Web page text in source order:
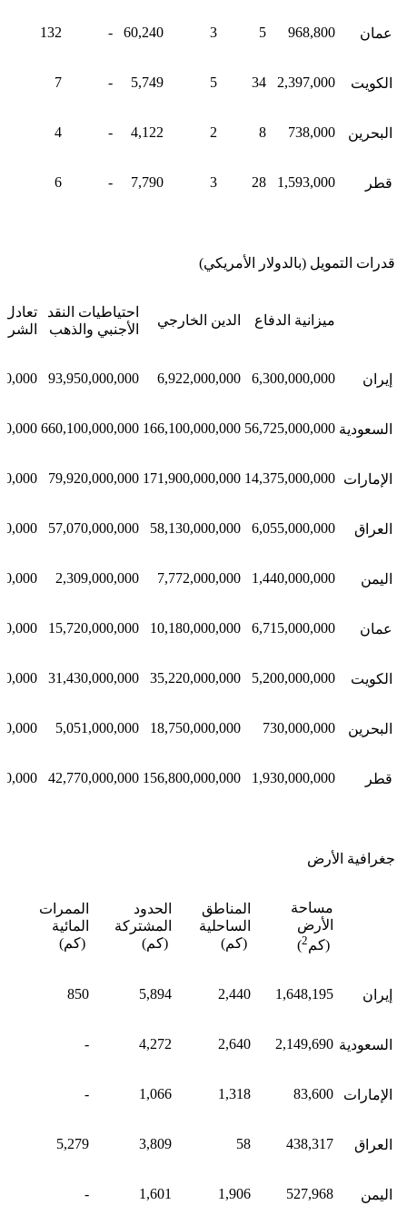
عمان 968,800
5
3
60,240
-
132
الكويت 2,397,000
34
5
5,749
-
7
البحرين 738,000
8
2
4,122
-
4
قطر 1,593,000
28
3
7,790
-
6
قدرات التمويل (بالدولار الأمريكي)
ميزانية الدفاع الدين الخارجي
احتياطيات النقد
الأجنبي والذهب
تعادل
إيران 6,300,000,000
6,922,000,000
93,950,000,000
السعودية 56,725,000,000
166,100,000,000
660,100,000,000
الإمارات 14,375,000,000
171,900,000,000
79,920,000,000
العراق 6,055,000,000
58,130,000,000
57,070,000,000
اليمن 1,440,000,000
7,772,000,000
2,309,000,000
عمان 6,715,000,000
10,180,000,000
15,720,000,000
الكويت 5,200,000,000
35,220,000,000
31,430,000,000
البحرين 730,000,000
18,750,000,000
5,051,000,000
قطر 1,930,000,000
156,800,000,000
42,770,000,000
جغرافية الأرض
مساحة
الأرض
(كم2
)
المناطق
الساحلية
(كم)
الحدود
المشتركة
(كم)
الممرات
المائية
(كم)
إيران 1,648,195
2,440
5,894
850
السعودية 2,149,690
2,640
4,272
-
الإمارات 83,600
1,318
1,066
-
العراق 438,317
58
3,809
5,279
اليمن 527,968
1,906
1,601
-